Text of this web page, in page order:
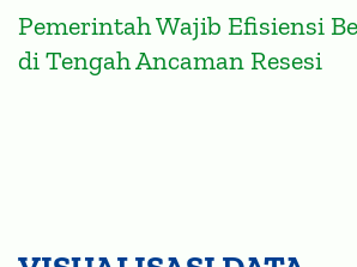
Pemerintah Wajib Efisiensi
di Tengah Ancaman Resesi